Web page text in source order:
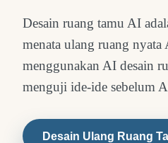
Desain ruang tamu AI
menata ulang ruang
menggunakan AI desain
menguji ide-ide sebelum
Desain Ulang Ruang